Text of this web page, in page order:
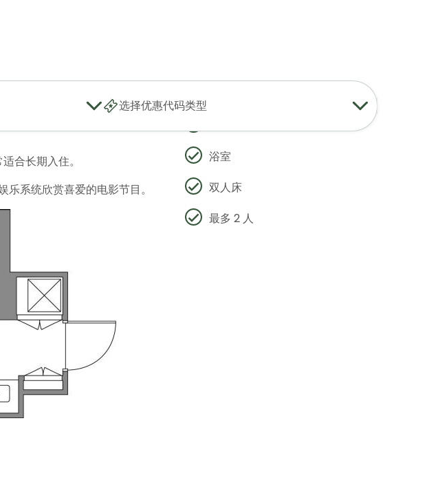
选择优惠代码类型
舒适与便利。周边有超市和筑
合长期入住。
系统欣赏喜爱的电影节目。
浴室
双人床
最多 2 人